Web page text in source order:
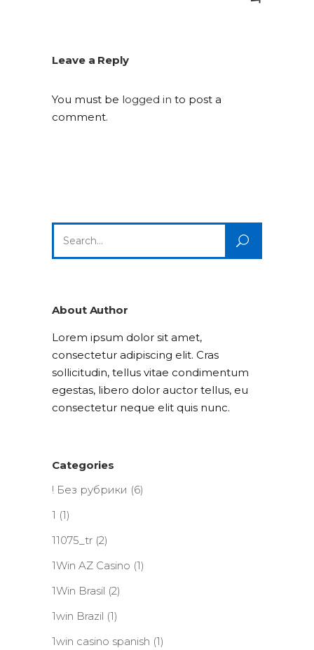
Leave a Reply
You must be logged in to post a
comment.
for:
About Author
Lorem ipsum dolor sit amet,
consectetur adipiscing elit. Cras
sollicitudin, tellus vitae condimentum
egestas, libero dolor auctor tellus, eu
consectetur neque elit quis nunc.
Categories
! Без рубрики (6)
1 (1)
11075_tr (2)
1Win AZ Casino (1)
1Win Brasil (2)
1win Brazil (1)
1win casino spanish (1)